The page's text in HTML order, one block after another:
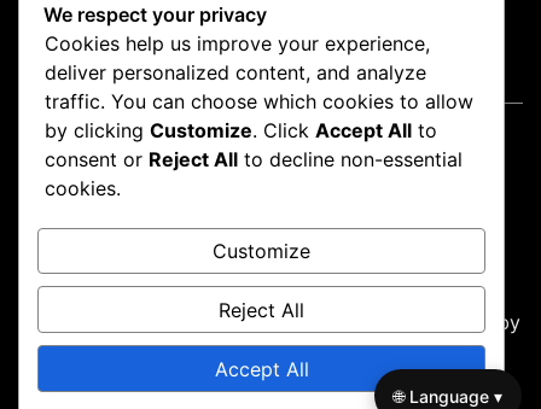
Jurídico
Termos e condições
Entre em contato
Cookies e rastreamento
Sua privacidade
Proudly powered by WordPress
Theme: news-box by
wpthemespace.com.
Termos e condições
Entre em contato
We respect your privacy
Cookies help us improve your experience,
deliver personalized content, and analyze
traffic. You can choose which cookies to allow
by clicking Customize. Click Accept All to
consent or Reject All to decline non-essential
cookies.
Customize
Reject All
Accept All
🌐 Language ▾